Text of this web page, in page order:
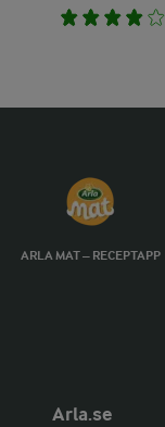
ARLA MAT – RECEPTAPP
Arla.se